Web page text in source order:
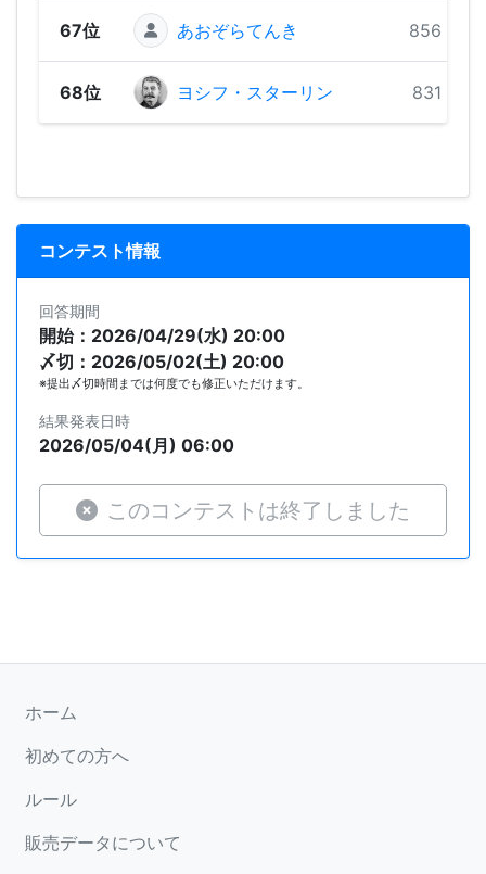
67位 あおぞらてんき 856 pts
68位 ヨシフ・スターリン 831 pts
コンテスト情報
回答期間
開始：2026/04/29(水) 20:00
〆切：2026/05/02(土) 20:00
※提出〆切時間までは何度でも修正いただけます。
結果発表日時
2026/05/04(月) 06:00
このコンテストは終了しました
ホーム
初めての方へ
ルール
販売データについて